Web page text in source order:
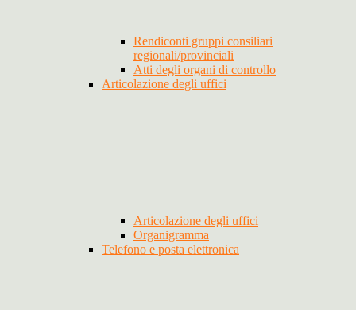
Rendiconti gruppi consiliari
regionali/provinciali
Atti degli organi di controllo
Articolazione degli uffici
Articolazione degli uffici
Organigramma
Telefono e posta elettronica